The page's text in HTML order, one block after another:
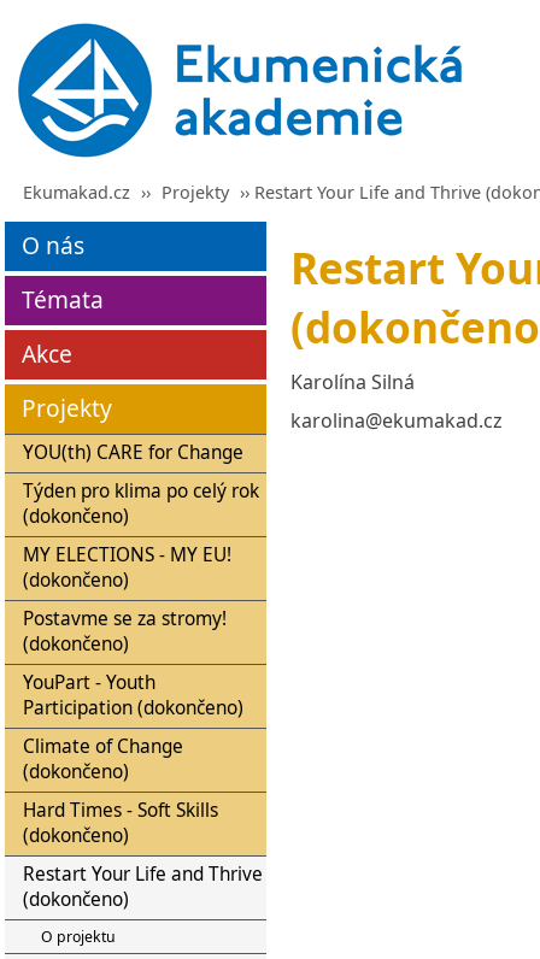
Ekumakad.cz ›› Projekty ›› Restart Your Life and Thrive
O nás
Témata
Akce
Projekty
YOU(th) CARE for Change
Týden pro klima po celý rok
(dokončeno)
MY ELECTIONS - MY EU!
(dokončeno)
Postavme se za stromy!
(dokončeno)
YouPart - Youth
Participation (dokončeno)
Climate of Change
(dokončeno)
Hard Times - Soft Skills
(dokončeno)
Restart Your Life and Thrive
(dokončeno)
O projektu
Restart
Karolína Silná
karolina@ekumakad.cz